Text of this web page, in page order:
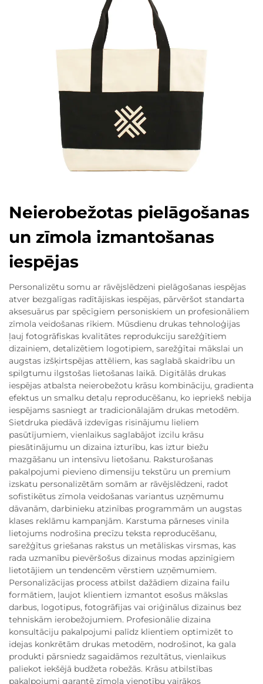
Neierobežotas pielāgošanas
un zīmola izmantošanas
iespējas
Personalizētu somu ar rāvējslēdzeni pielāgošanas iespējas
atver bezgalīgas radītājiskas iespējas, pārvēršot standarta
aksesuārus par spēcīgiem personiskiem un profesionāliem
zīmola veidošanas rīkiem. Mūsdienu drukas tehnoloģijas
ļauj fotogrāfiskas kvalitātes reprodukciju sarežģītiem
dizainiem, detalizētiem logotipiem, sarežģītai mākslai un
augstas izšķirtspējas attēliem, kas saglabā skaidrību un
spilgtumu ilgstošas lietošanas laikā. Digitālās drukas
iespējas atbalsta neierobežotu krāsu kombināciju, gradienta
efektus un smalku detaļu reproducēšanu, ko iepriekš nebija
iespējams sasniegt ar tradicionālajām drukas metodēm.
Sietdruka piedāvā izdevīgas risinājumu lieliem
pasūtījumiem, vienlaikus saglabājot izcilu krāsu
piesātinājumu un dizaina izturību, kas iztur biežu
mazgāšanu un intensīvu lietošanu. Raksturošanas
pakalpojumi pievieno dimensiju tekstūru un premium
izskatu personalizētām somām ar rāvējslēdzeni, radot
sofistikētus zīmola veidošanas variantus uzņēmumu
dāvanām, darbinieku atzinības programmām un augstas
klases reklāmu kampanjām. Karstuma pārneses vinila
lietojums nodrošina precīzu teksta reproducēšanu,
sarežģītus griešanas rakstus un metāliskas virsmas, kas
rada uzmanību pievēršošus dizainus modas apzinīgiem
lietotājiem un tendencēm vērstiem uzņēmumiem.
Personalizācijas process atbilst dažādiem dizaina failu
formātiem, ļaujot klientiem izmantot esošus mākslas
darbus, logotipus, fotogrāfijas vai oriģinālus dizainus bez
tehniskām ierobežojumiem. Profesionālie dizaina
konsultāciju pakalpojumi palīdz klientiem optimizēt to
idejas konkrētām drukas metodēm, nodrošinot, ka gala
produkti pārsniedz sagaidāmos rezultātus, vienlaikus
paliekot iekšējā budžeta robežās. Krāsu atbilstības
pakalpojumi garantē zīmola vienotību vairākos